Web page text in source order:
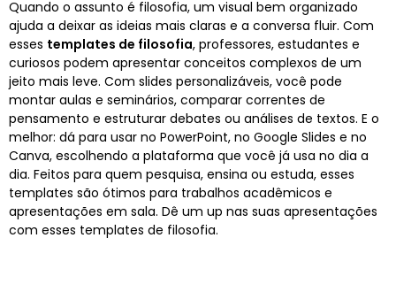
Quando o assunto é filosofia, um visual bem organizado
ajuda a deixar as ideias mais claras e a conversa fluir. Com
esses templates de filosofia, professores, estudantes e
curiosos podem apresentar conceitos complexos de um
jeito mais leve. Com slides personalizáveis, você pode
montar aulas e seminários, comparar correntes de
pensamento e estruturar debates ou análises de textos. E o
melhor: dá para usar no PowerPoint, no Google Slides e no
Canva, escolhendo a plataforma que você já usa no dia a
dia. Feitos para quem pesquisa, ensina ou estuda, esses
templates são ótimos para trabalhos acadêmicos e
apresentações em sala. Dê um up nas suas apresentações
com esses templates de filosofia.